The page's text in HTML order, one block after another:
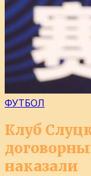
ФУТБОЛ
Клуб
наказали